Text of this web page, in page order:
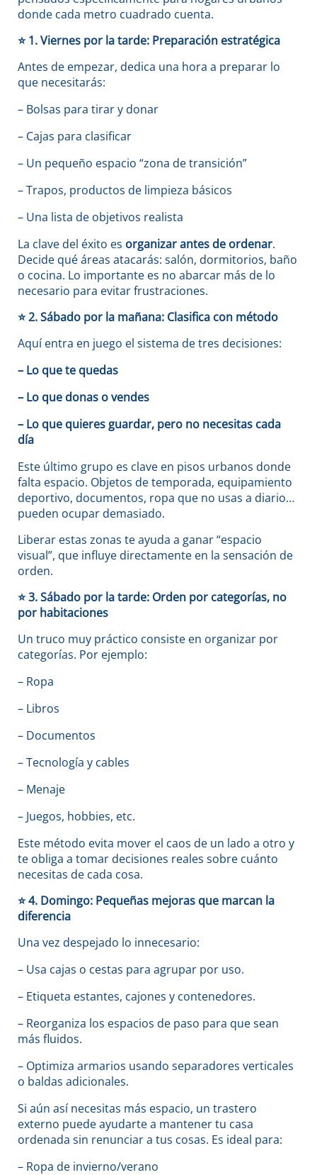
donde cada metro cuadrado cuenta.
⭐1. Viernes por la tarde: Preparación estratégica
Antes de empezar, dedica una hora a preparar lo
que necesitarás:
– Bolsas para tirar y donar
– Cajas para clasificar
– Un pequeño espacio “zona de transición”
– Trapos, productos de limpieza básicos
– Una lista de objetivos realista
La clave del éxito es organizar antes de ordenar.
Decide qué áreas atacarás: salón, dormitorios, baño
o cocina. Lo importante es no abarcar más de lo
necesario para evitar frustraciones.
⭐2. Sábado por la mañana: Clasifica con método
Aquí entra en juego el sistema de tres decisiones:
– Lo que te quedas
– Lo que donas o vendes
– Lo que quieres guardar, pero no necesitas cada
día
Este último grupo es clave en pisos urbanos donde
falta espacio. Objetos de temporada, equipamiento
deportivo, documentos, ropa que no usas a diario…
pueden ocupar demasiado.
Liberar estas zonas te ayuda a ganar “espacio
visual”, que influye directamente en la sensación de
orden.
⭐3. Sábado por la tarde: Orden por categorías, no
por habitaciones
Un truco muy práctico consiste en organizar por
categorías. Por ejemplo:
– Ropa
– Libros
– Documentos
– Tecnología y cables
– Menaje
– Juegos, hobbies, etc.
Este método evita mover el caos de un lado a otro y
te obliga a tomar decisiones reales sobre cuánto
necesitas de cada cosa.
⭐4. Domingo: Pequeñas mejoras que marcan la
diferencia
Una vez despejado lo innecesario:
– Usa cajas o cestas para agrupar por uso.
– Etiqueta estantes, cajones y contenedores.
– Reorganiza los espacios de paso para que sean
más fluidos.
– Optimiza armarios usando separadores verticales
o baldas adicionales.
Si aún así necesitas más espacio, un trastero
externo puede ayudarte a mantener tu casa
ordenada sin renunciar a tus cosas. Es ideal para:
– Ropa de invierno/verano